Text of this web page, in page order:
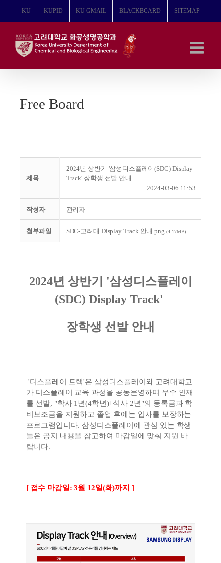
뛰
KU KUPID KU GMAIL BLACKBOARD SITEMAP
Free Board
제목
2024년 상반기 '삼성디스플레이(SDC) Display
Track' 장학생 선발 안내
2024-03-06 11:53
작성자 관리자
첨부파일 SDC-고려대 Display Track 안내.png (4.17MB)
2024년 상반기 '삼성디스플레이
(SDC) Display Track'
장학생 선발 안내
'디스플레이 트랙'은 삼성디스플레이와 고려대학교
가 디스플레이 교육 과정을 공동운영하며 우수 인재
를 선발, "학사 1년(4학년)+석사 2년"의 등록금과 학
비보조금을 지원하고 졸업 후에는 입사를 보장하는
프로그램입니다. 삼성디스플레이에 관심 있는 학생
들은 공지 내용을 참고하여 마감일에 맞춰 지원 바
랍니다.
[ 접수 마감일: 3월 12일(화)까지 ]